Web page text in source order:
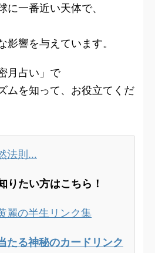
に一番近い天体で、
影響を与えています。
月占い」で
ムを知って、お役立てくだ
法則…
たい方はこちら！
麗の半生リンク集
たる神秘のカードリンク